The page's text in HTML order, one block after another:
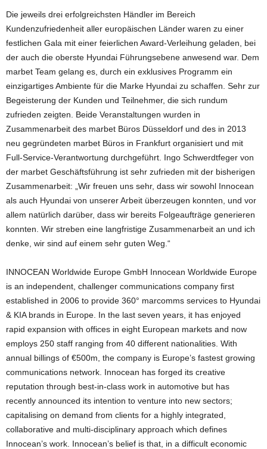
Die jeweils drei erfolgreichsten Händler im Bereich
Kundenzufriedenheit aller europäischen Länder waren zu einer
festlichen Gala mit einer feierlichen Award-Verleihung geladen, bei
der auch die oberste Hyundai Führungsebene anwesend war. Dem
marbet Team gelang es, durch ein exklusives Programm ein
einzigartiges Ambiente für die Marke Hyundai zu schaffen. Sehr zur
Begeisterung der Kunden und Teilnehmer, die sich rundum
zufrieden zeigten. Beide Veranstaltungen wurden in
Zusammenarbeit des marbet Büros Düsseldorf und des in 2013
neu gegründeten marbet Büros in Frankfurt organisiert und mit
Full-Service-Verantwortung durchgeführt. Ingo Schwerdtfeger von
der marbet Geschäftsführung ist sehr zufrieden mit der bisherigen
Zusammenarbeit: „Wir freuen uns sehr, dass wir sowohl Innocean
als auch Hyundai von unserer Arbeit überzeugen konnten, und vor
allem natürlich darüber, dass wir bereits Folgeaufträge generieren
konnten. Wir streben eine langfristige Zusammenarbeit an und ich
denke, wir sind auf einem sehr guten Weg.“
INNOCEAN Worldwide Europe GmbH Innocean Worldwide Europe
is an independent, challenger communications company first
established in 2006 to provide 360° marcomms services to Hyundai
& KIA brands in Europe. In the last seven years, it has enjoyed
rapid expansion with offices in eight European markets and now
employs 250 staff ranging from 40 different nationalities. With
annual billings of €500m, the company is Europe’s fastest growing
communications network. Innocean has forged its creative
reputation through best-in-class work in automotive but has
recently announced its intention to venture into new sectors;
capitalising on demand from clients for a highly integrated,
collaborative and multi-disciplinary approach which defines
Innocean’s work. Innocean’s belief is that, in a difficult economic